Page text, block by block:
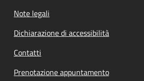
Note legali
Dichiarazione di accessibilità
Contatti
Prenotazione appuntamento